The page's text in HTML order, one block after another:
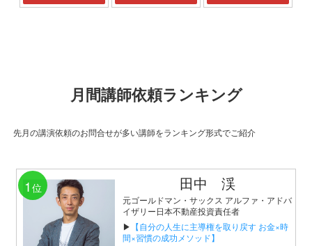
月間講師依頼ランキング
先月の講演依頼のお問合せが多い講師をランキング形式でご紹介
1 位 田中 渓
元ゴールドマン・サックス アルファ・アドバ
イザリー日本不動産投資責任者
▶ 【自分の人生に主導権を取り戻す お金×時
間×習慣の成功メソッド】